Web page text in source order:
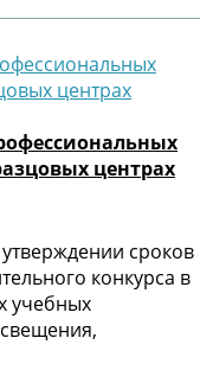
центрах
сроков
конкурса в
учебных